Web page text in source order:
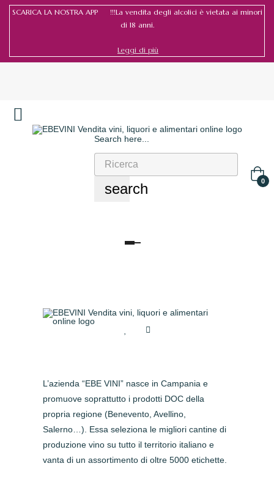
SCARICA LA NOSTRA APP !!!La vendita degli alcolici è vietata ai minori
di 18 anni.
Leggi di più
Search here...
search 0
navigazione
L’azienda “EBE VINI” nasce in Campania e
promuove soprattutto i prodotti DOC della
propria regione (Benevento, Avellino,
Salerno…). Essa seleziona le migliori cantine di
produzione vino su tutto il territorio italiano e
vanta di un assortimento di oltre 5000 etichette.